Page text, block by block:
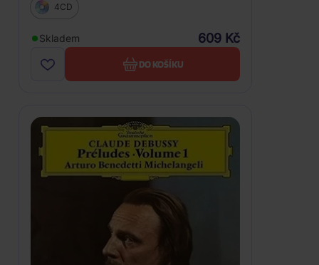
Ravel, M.-Debussy, C.
4CD
Skladem 609 Kč
DO KOŠÍKU